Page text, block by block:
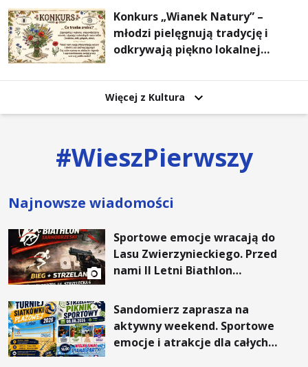
Konkurs „Wianek Natury” –
młodzi pielęgnują tradycję i
odkrywają piękno lokalnej
Więcej z Kultura
#WieszPierwszy
Najnowsze wiadomości
Sportowe emocje wracają do
Lasu Zwierzynieckiego. Przed
nami II Letni Biathlon
Sandomierz zaprasza na
aktywny weekend. Sportowe
emocje i atrakcje dla całych